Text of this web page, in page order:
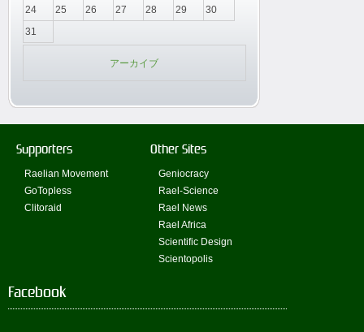
24
25 26 27 28 29
30
31
アーカイブ
Supporters
Raelian Movement
GoTopless
Clitoraid
Other Sites
Geniocracy
Rael-Science
Rael News
Rael Africa
Scientific Design
Scientopolis
Facebook